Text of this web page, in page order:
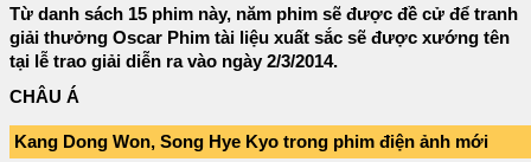
Từ danh sách 15 phim này, năm phim sẽ được đề cử để tranh
giải thưởng Oscar Phim tài liệu xuất sắc sẽ được xướng tên
tại lễ trao giải diễn ra vào ngày 2/3/2014.
CHÂU Á
Kang Dong Won, Song Hye Kyo trong phim điện ảnh mới